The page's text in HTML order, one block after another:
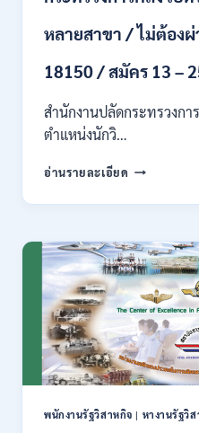
และ
ทุก
อื่นๆ
ผ่าน
สมัคร
ได้
/
เงิน
เดือน
สูงสุด
23,600
/
ONLINE
หลายสาขา / ไม่ต้องผ่
18150 / สมัคร 13 –
สำนักงานปลัดกระทรวงกา
ตำแหน่งนักวิ…
อ่านรายละเอียด กระทรวง
คลัง
รับ
สมัคร
งาน
ป.ตรี
หลาย
สาขา
/
ไม่
ต้อง
ภาค
พนักงานรัฐวิสาหกิจ | หางานรัฐวิ